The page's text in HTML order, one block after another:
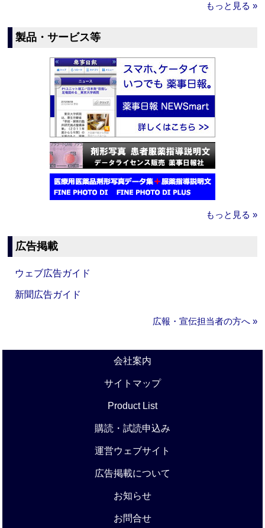
もっと見る »
製品・サービス等
もっと見る »
広告掲載
ウェブ広告ガイド
新聞広告ガイド
広報・宣伝担当者の方へ »
会社案内
サイトマップ
Product List
購読・試読申込み
運営ウェブサイト
広告掲載について
お知らせ
お問合せ